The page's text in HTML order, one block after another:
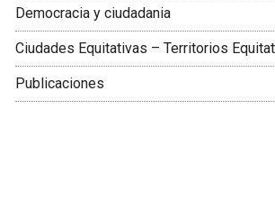
Democracia y ciudadania
Ciudades Equitativas – Territorios
Publicaciones